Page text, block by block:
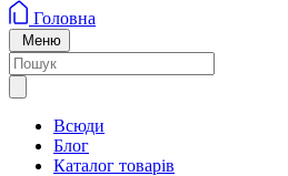
Головна
Меню
Всюди
Блог
Каталог товарів